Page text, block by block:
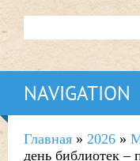
NAVIGATION
Главная » 2026 »
день библиотек –